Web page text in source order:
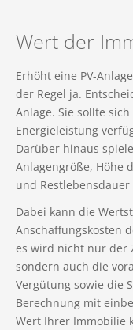
Wert der
Erhöht eine PV-
der Regel ja.
Anlage. Sie sollte
Energieleistung
Darüber hinaus
Anlagengröße, Höhe
und
Dabei kann die
Anschaffungskosten
es wird nicht nur der
sondern auch die
Vergütung sowie die
Berechnung mit
Wert Ihrer Immobilie